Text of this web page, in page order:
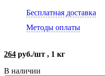
Бесплатная доставка
Методы оплаты
264 руб./шт , 1 кг
В наличии